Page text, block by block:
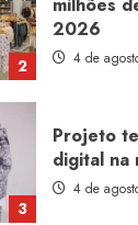
2
milhões
2026
4 de
3
Projeto
digital na
4 de